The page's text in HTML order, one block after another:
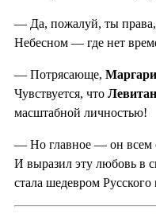
— Да, пожалуй, ты права,
Небесном — где нет
— Потрясающе,
Чувствуется, что Левитан
масштабной личностью!
— Но главное — он всем
И выразил эту любовь в
стала шедевром Русского